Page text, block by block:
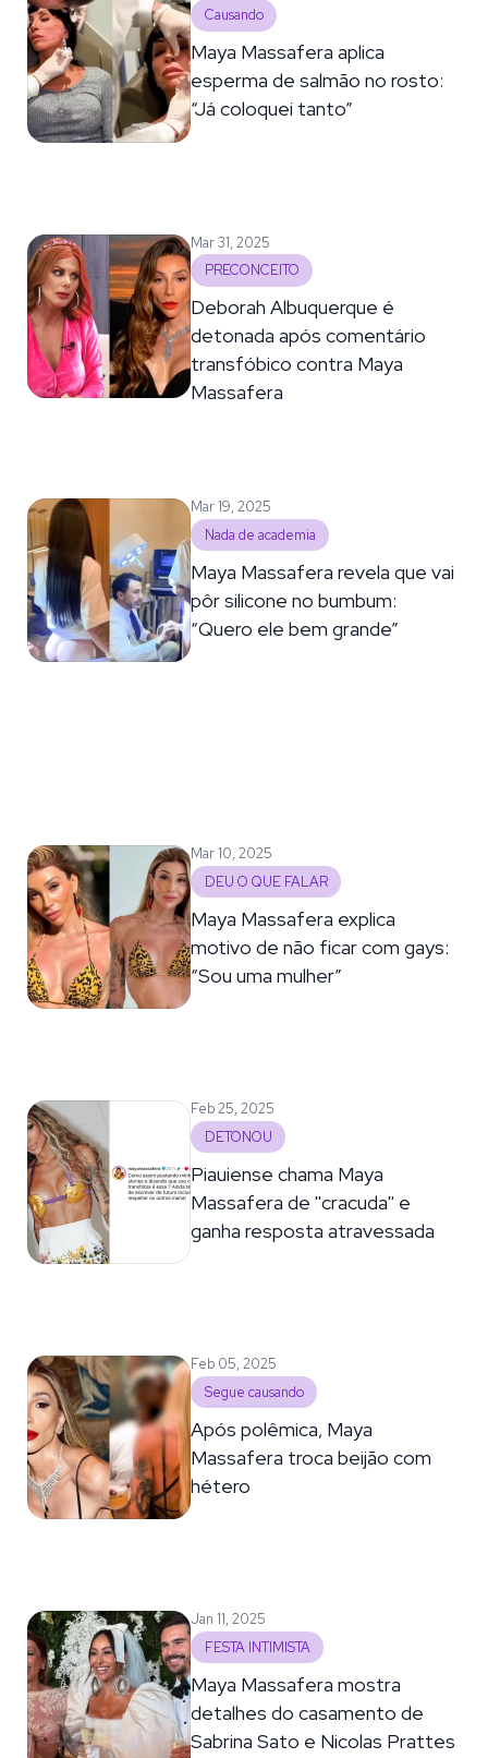
Causando
Maya Massafera aplica
esperma de salmão no rosto:
“Já coloquei tanto”
Mar 31, 2025
PRECONCEITO
Deborah Albuquerque é
detonada após comentário
transfóbico contra Maya
Massafera
Mar 19, 2025
Nada de academia
Maya Massafera revela que vai
pôr silicone no bumbum:
“Quero ele bem grande”
Mar 10, 2025
DEU O QUE FALAR
Maya Massafera explica
motivo de não ficar com gays:
“Sou uma mulher”
Feb 25, 2025
DETONOU
Piauiense chama Maya
Massafera de ''cracuda'' e
ganha resposta atravessada
Feb 05, 2025
Segue causando
Após polêmica, Maya
Massafera troca beijão com
hétero
Jan 11, 2025
FESTA INTIMISTA
Maya Massafera mostra
detalhes do casamento de
Sabrina Sato e Nicolas Prattes